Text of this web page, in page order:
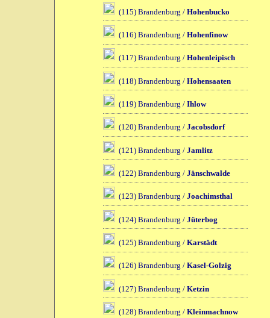
(115) Brandenburg / Hohenbucko
(116) Brandenburg / Hohenfinow
(117) Brandenburg / Hohenleipisch
(118) Brandenburg / Hohensaaten
(119) Brandenburg / Ihlow
(120) Brandenburg / Jacobsdorf
(121) Brandenburg / Jamlitz
(122) Brandenburg / Jänschwalde
(123) Brandenburg / Joachimsthal
(124) Brandenburg / Jüterbog
(125) Brandenburg / Karstädt
(126) Brandenburg / Kasel-Golzig
(127) Brandenburg / Ketzin
(128) Brandenburg / Kleinmachnow